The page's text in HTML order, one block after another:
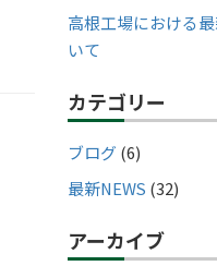
高根工場における
いて
カテゴリー
ブログ (6)
最新NEWS (32)
アーカイブ